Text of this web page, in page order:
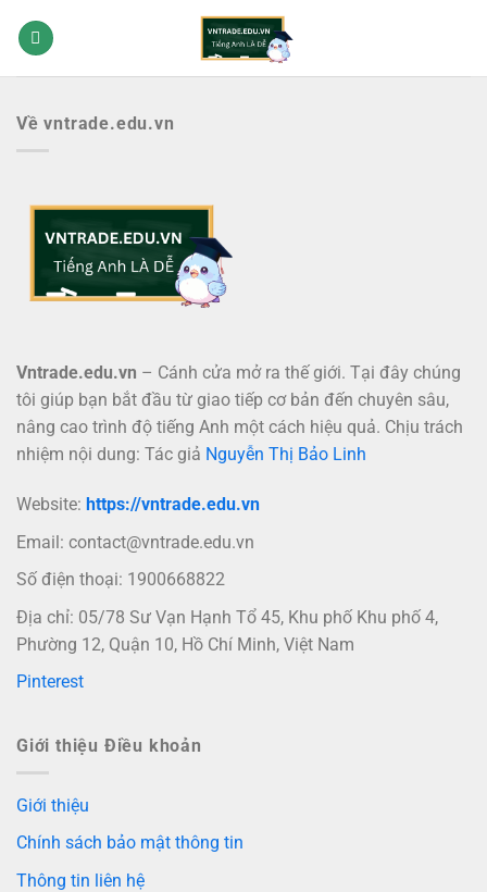
qua
Về vntrade.edu.vn
Vntrade.edu.vn – Cánh cửa mở ra thế giới. Tại đây chúng
tôi giúp bạn bắt đầu từ giao tiếp cơ bản đến chuyên sâu,
nâng cao trình độ tiếng Anh một cách hiệu quả. Chịu trách
nhiệm nội dung: Tác giả Nguyễn Thị Bảo Linh
Website: https://vntrade.edu.vn
Email: contact@vntrade.edu.vn
Số điện thoại: 1900668822
Địa chỉ: 05/78 Sư Vạn Hạnh Tổ 45, Khu phố Khu phố 4,
Phường 12, Quận 10, Hồ Chí Minh, Việt Nam
Pinterest
Giới thiệu Điều khoản
Giới thiệu
Chính sách bảo mật thông tin
Thông tin liên hệ